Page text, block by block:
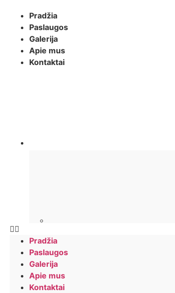
Pradžia
Paslaugos
Galerija
Apie mus
Kontaktai
Pradžia
Paslaugos
Galerija
Apie mus
Kontaktai